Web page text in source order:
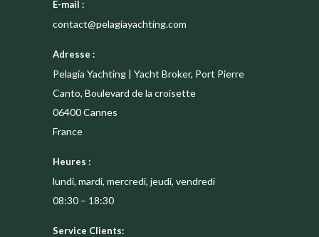
E-mail :
contact@pelagiayachting.com
Adresse :
Pelagia Yachting | Yacht Broker, Port Pierre
Canto, Boulevard de la croisette
06400Cannes
France
Heures :
lundi, mardi, mercredi, jeudi, vendredi
08:30 – 18:30
Service Clients: